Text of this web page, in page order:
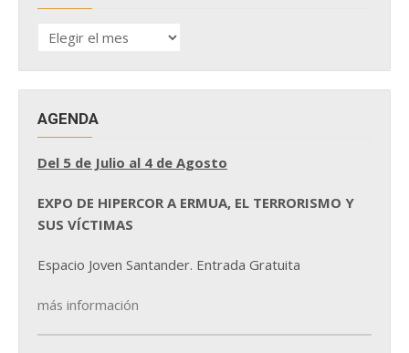
HISTÓRICO
DE
AGENDA
Del 5 de Julio al 4 de Agosto
EXPO DE HIPERCOR A ERMUA, EL TERRORISMO Y
SUS VÍCTIMAS
Espacio Joven Santander. Entrada Gratuita
más información